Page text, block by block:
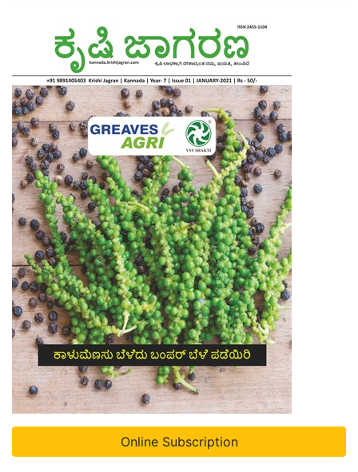
Online Subscription